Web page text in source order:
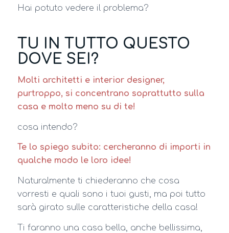
Hai potuto vedere il problema?
TU IN TUTTO QUESTO
DOVE SEI?
Molti architetti e interior designer,
purtroppo, si concentrano soprattutto sulla
casa e molto meno su di te!
cosa intendo?
Te lo spiego subito: cercheranno di importi in
qualche modo le loro idee!
Naturalmente ti chiederanno che cosa
vorresti e quali sono i tuoi gusti, ma poi tutto
sarà girato sulle caratteristiche della casa!
Ti faranno una casa bella, anche bellissima,